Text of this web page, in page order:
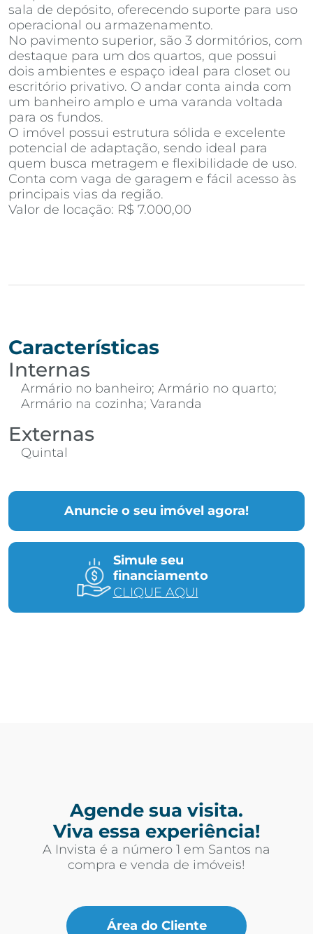
sala de depósito, oferecendo suporte para uso
operacional ou armazenamento.
No pavimento superior, são 3 dormitórios, com
destaque para um dos quartos, que possui
dois ambientes e espaço ideal para closet ou
escritório privativo. O andar conta ainda com
um banheiro amplo e uma varanda voltada
para os fundos.
O imóvel possui estrutura sólida e excelente
potencial de adaptação, sendo ideal para
quem busca metragem e flexibilidade de uso.
Conta com vaga de garagem e fácil acesso às
principais vias da região.
Valor de locação: R$ 7.000,00
Anuncie o seu imóvel agora!
Simule seu
financiamento
CLIQUE AQUI
Características
Internas
Armário no banheiro; Armário no quarto;
Armário na cozinha; Varanda
Externas
Quintal
Agende sua visita.
Viva essa experiência!
A Invista é a número 1 em Santos na
compra e venda de imóveis!
Área do Cliente